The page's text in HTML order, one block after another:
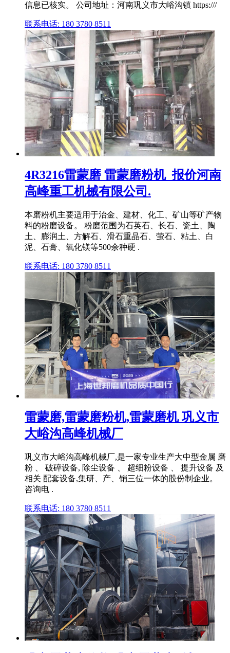
信息已核实。 公司地址：河南巩义市大峪沟镇 https:///
联系电话: 180 3780 8511
4R3216雷蒙磨 雷蒙磨粉机_报价河南
高峰重工机械有限公司.
本磨粉机主要适用于治金、建材、化工、矿山等矿产物
料的粉磨设备。 粉磨范围为石英石、长石、瓷土、陶
土、膨润土、方解石、滑石重晶石、萤石、粘土、白
泥、石膏、氧化镁等500余种硬 .
联系电话: 180 3780 8511
雷蒙磨,雷蒙磨粉机,雷蒙磨机 巩义市
大峪沟高峰机械厂
巩义市大峪沟高峰机械厂,是一家专业生产大中型金属 磨
粉 、 破碎设备, 除尘设备 、 超细粉设备 、 提升设备 及
相关 配套设备,集研、产、销三位一体的股份制企业。
咨询电 .
联系电话: 180 3780 8511